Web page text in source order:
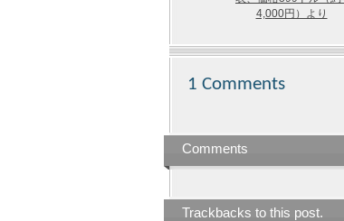
4,000円）より
1 Comments
Comments
Trackbacks to this post.